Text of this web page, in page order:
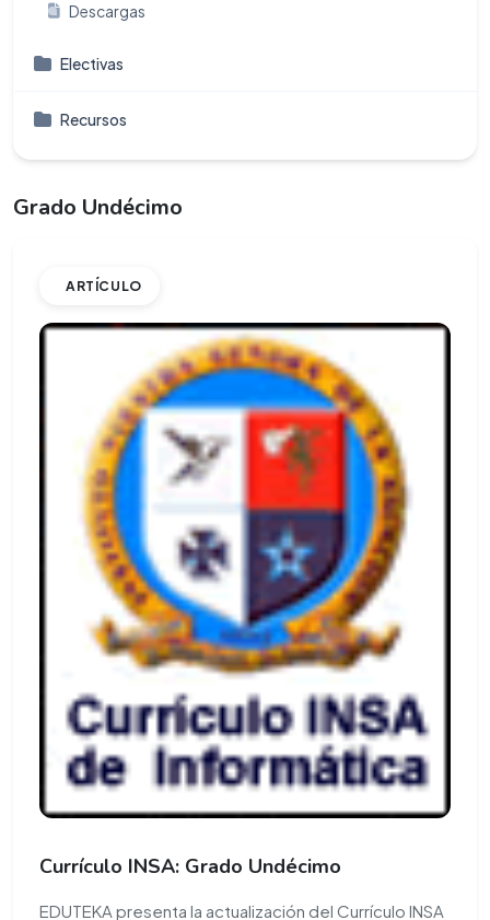
Descargas
Electivas
Recursos
Grado Undécimo
ARTÍCULO
Currículo INSA: Grado Undécimo
EDUTEKA presenta la actualización del Currículo INSA